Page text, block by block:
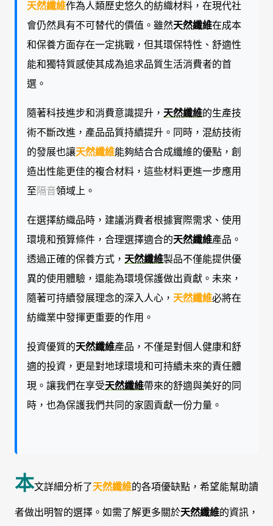
天然纖維作為人類歷史悠久的紡織材料，在現代社
會仍然具有不可替代的價值。雖然天然纖維在成本
和保養方面存在一定挑戰，但其環保特性、舒適性
能和獨特質感使其成為追求品質生活消費者的首
選。
隨著科技進步和消費意識提升， 天然纖維的生產技
術不斷改進，產品品質持續提升。同時，混紡技術
的發展也讓天然纖維能夠結合合成纖維的優點，創
造出性能更佳的複合材料，這些材料更進一步應用
至 隔音領域上。
在選擇紡織品時，建議消費者根據實際需求、使用
環境和預算條件，合理選擇適合的天然纖維產品。
透過正確的保養方式， 天然纖維製品不僅能提供優
異的使用體驗，還能為環境保護做出貢獻。未來，
隨著可持續發展理念的深入人心， 天然纖維必將在
紡織業中發揮更重要的作用。
投資優質的天然纖維產品，不僅是對個人健康和舒
適的投資，更是對地球環境和可持續未來的責任體
現。讓我們在享受天然纖維帶來的舒適與美好的同
時，也為保護我們共同的家園貢獻一份力量。
本文詳細分析了天然纖維的各項優缺點，希望能幫助讀
者做出明智的選擇。如需了解更多關於天然纖維的資訊，